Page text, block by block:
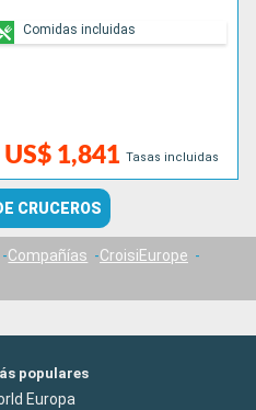
US$ 1,841 Tasas incluidas
Comidas incluidas
CRUCEROS
Compañías
CroisiEurope
populares
Europa